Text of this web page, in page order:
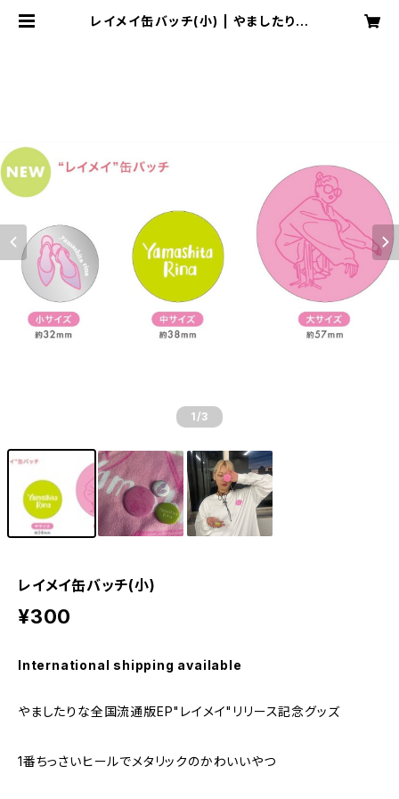
レイメイ缶バッチ(小) | やましたりな
1 /3
レイメイ缶バッチ(小)
¥300
International shipping available
やましたりな全国流通版EP"レイメイ"リリース記念グッズ
1番ちっさいヒールでメタリックのかわいいやつ